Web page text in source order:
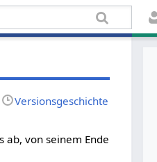
Versionsgeschichte
ab, von seinem Ende